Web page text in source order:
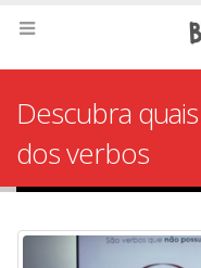
Descubra
dos verbos